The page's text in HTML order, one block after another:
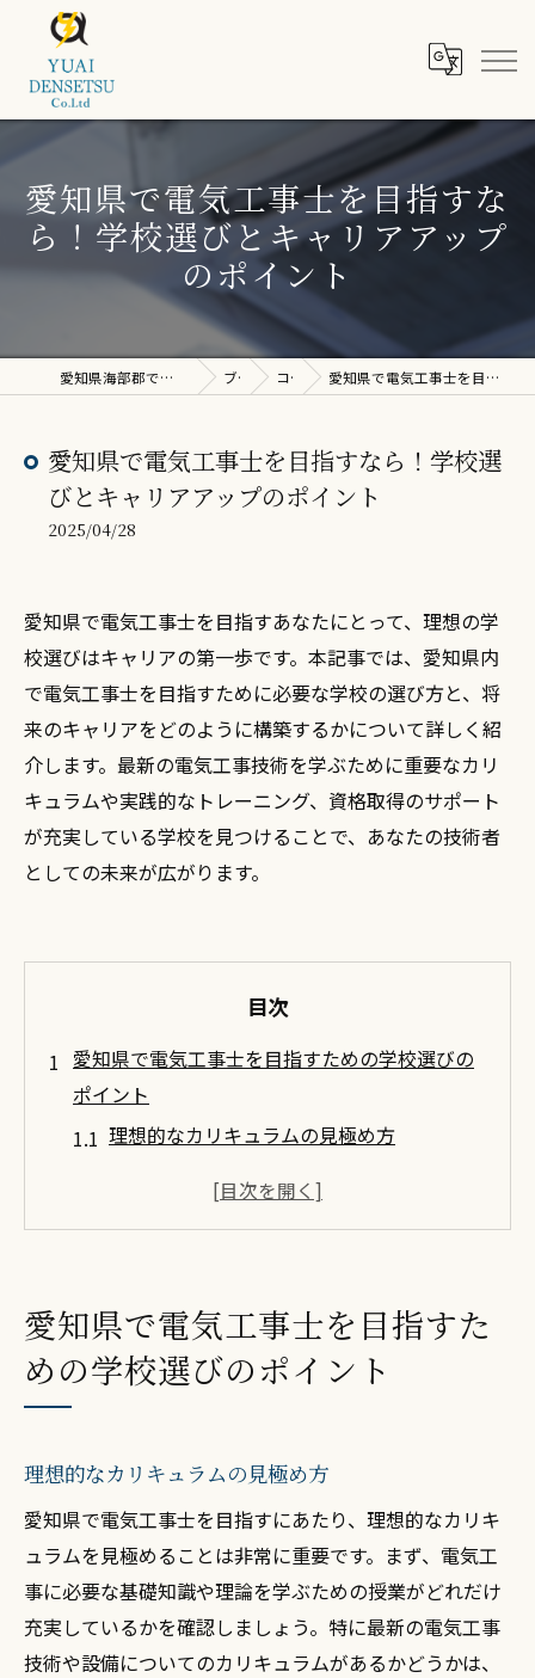
愛知県で電気工事士を目指すな
ら！学校選びとキャリアアップ
のポイント
愛知県海部郡で電気工事なら株式会社ユウアイ電設 ブログ コラム 愛知県で電気工事士を目指すなら！学校選びとキャリアアップのポイント
愛知県で電気工事士を目指すなら！学校選
びとキャリアアップのポイント
2025/04/28
愛知県で電気工事士を目指すあなたにとって、理想の学
校選びはキャリアの第一歩です。本記事では、愛知県内
で電気工事士を目指すために必要な学校の選び方と、将
来のキャリアをどのように構築するかについて詳しく紹
介します。最新の電気工事技術を学ぶために重要なカリ
キュラムや実践的なトレーニング、資格取得のサポート
が充実している学校を見つけることで、あなたの技術者
としての未来が広がります。
目次
愛知県で電気工事士を目指すための学校選びの
ポイント
理想的なカリキュラムの見極め方
学校の設備と実習環境の重要性
る
交通アクセスと通学の利便性を考える
実績ある学校の紹介
推薦される学校の特徴
学校選びの際のチェックポイント
地域別に見る選択肢
奨学金制度がある学校
愛知県で電気工事士を目指すた
めの学校選びのポイント
理想的なカリキュラムの見極め方
愛知県で電気工事士を目指すにあたり、理想的なカリキ
ュラムを見極めることは非常に重要です。まず、電気工
事に必要な基礎知識や理論を学ぶための授業がどれだけ
充実しているかを確認しましょう。特に最新の電気工事
技術や設備についてのカリキュラムがあるかどうかは、